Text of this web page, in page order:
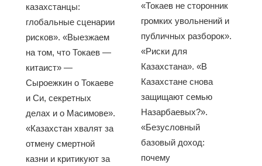
казахстанцы:
глобальные сценарии
рисков». «Выезжаем
на том, что Токаев —
китаист» —
Сыроежкин о Токаеве
и Си, секретных
делах и о Масимове».
«Казахстан хвалят за
отмену смертной
казни и критикуют за
«Токаев не сторонник
громких увольнений и
публичных разборок».
«Риски для
Казахстана». «В
Казахстане снова
защищают семью
Назарбаевых?».
«Безусловный
базовый доход:
почему